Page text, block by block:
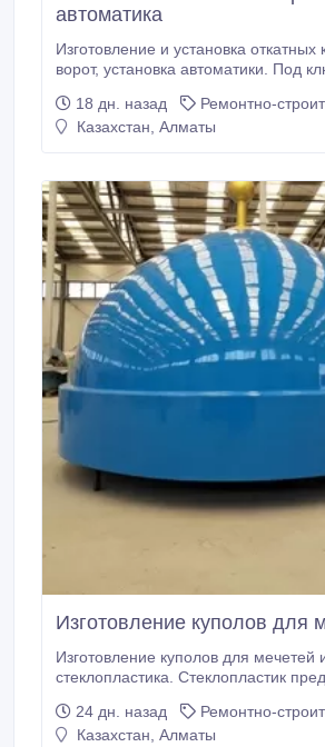
автоматика
Изготовление и установка откатных
ворот, установка автоматики. Под
18 дн. назад
Ремонтно-
Казахстан, Алматы
Изготовление куполов для
Изготовление куполов для мечетей
стеклопластика. Стеклопластик представляет собой
полиэфирных смол. Стекловолокна
изделию прочность, а полиэфирные смолы
24 дн. назад
Ремонтно-
Казахстан, Алматы